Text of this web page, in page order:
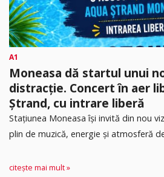
A1
Moneasa dă startul unui
distracție. Concert în aer
Ștrand, cu intrare liberă
Stațiunea Moneasa își invită din nou
plin de muzică, energie și atmosferă
citește mai mult »